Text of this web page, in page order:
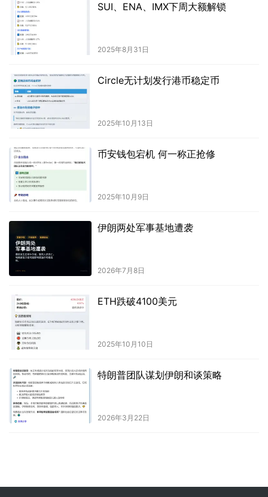
SUI、ENA、IMX下周大额解锁
2025年8月31日
Circle无计划发行港币稳定币
2025年10月13日
币安钱包宕机 何一称正抢修
2025年10月9日
伊朗两处军事基地遭袭
2026年7月8日
ETH跌破4100美元
2025年10月10日
特朗普团队谋划伊朗和谈策略
2026年3月22日